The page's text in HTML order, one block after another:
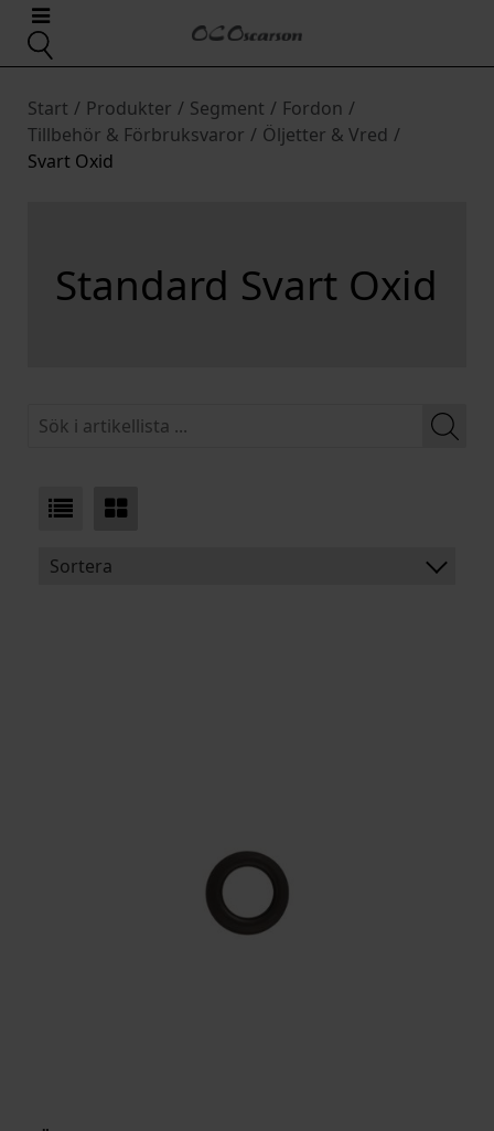
Start / Produkter / Segment / Fordon /
Tillbehör & Förbruksvaror / Öljetter & Vred /
Svart Oxid
Standard Svart Oxid
Sortera